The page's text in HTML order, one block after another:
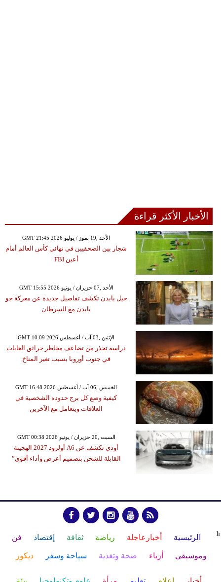
الأخبار الأكثر قراءة
GMT 21:45 2026 الأحد ,19 تموز / يوليو
شجار بين الصحفيين في نهائي كأس العالم أمام
أعين FBI
GMT 15:55 2026 الأحد ,07 حزيران / يونيو
جيل بايدن تكشف تفاصيل جديدة عن معركة جو
بايدن مع السرطان
GMT 10:09 2026 الإثنين ,03 آب / أغسطس
دراسة تحذر من تضاعف مخاطر حرائق الغابات
في جنوب أوروبا بسبب تغير المناخ
GMT 16:48 2026 الخميس ,06 آب / أغسطس
كيفية وضع كل برج حدوده الشخصية في
العلاقات ويتعامل مع الآخرين
GMT 00:38 2026 السبت ,20 حزيران / يونيو
أودي تكشف عن A6 أولرود 2027 الهجينة
القابلة للشحن بتصميم أعرض وأداء أقوى”
h الرئيسية أخبارعاجلة رياضة ثقافة إقتصاد فن
وموسيقى أزياء صحة وتغذية سياحة وسفر ديكور